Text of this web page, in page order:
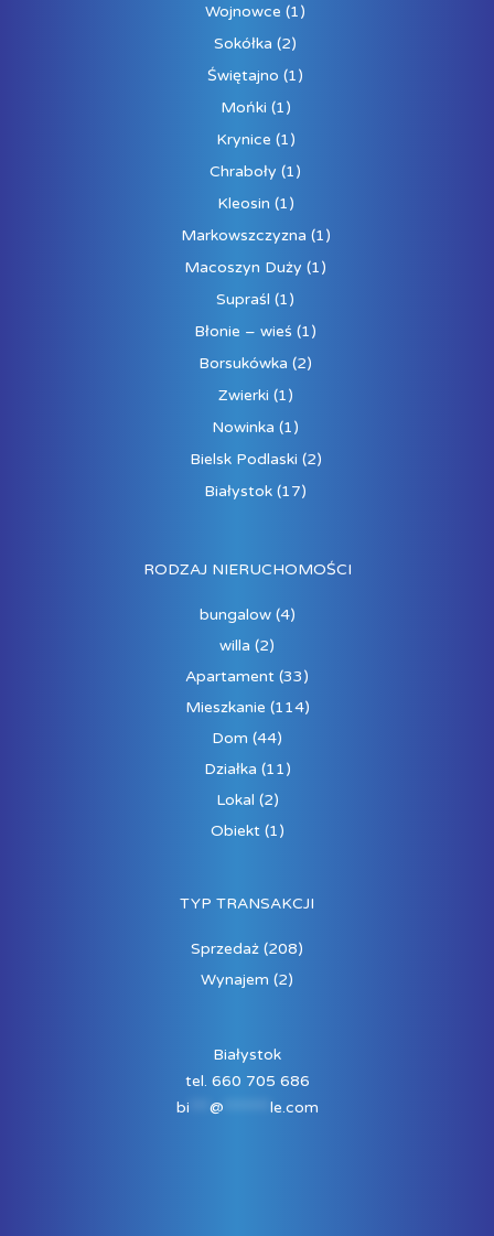
Wojnowce (1)
Sokółka (2)
Świętajno (1)
Mońki (1)
Krynice (1)
Chraboły (1)
Kleosin (1)
Markowszczyzna (1)
Macoszyn Duży (1)
Supraśl (1)
Błonie – wieś (1)
Borsukówka (2)
Zwierki (1)
Nowinka (1)
Bielsk Podlaski (2)
Białystok (17)
RODZAJ NIERUCHOMOŚCI
bungalow(4)
willa (2)
Apartament (33)
Mieszkanie (114)
Dom (44)
Działka (11)
Lokal (2)
Obiekt(1)
TYP TRANSAKCJI
Sprzedaż (208)
Wynajem (2)
Białystok
tel. 660 705 686
bi
@ le.com